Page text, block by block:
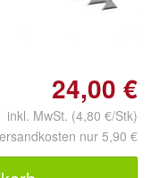
24,00 €
MwSt. (4,80 €/Stk)
nur 5,90 €